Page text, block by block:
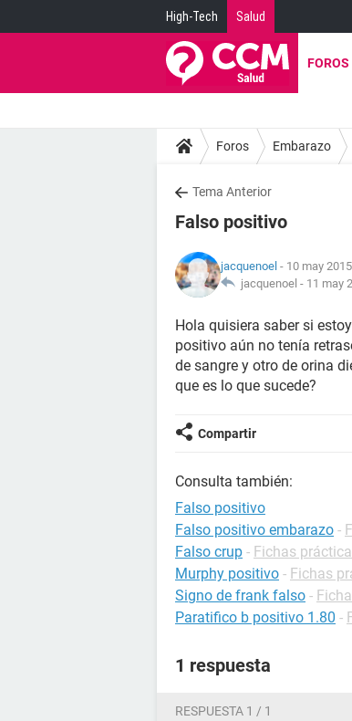
High-Tech Salud
FOROS
Foros Embarazo
Tema Anterior
Falso positivo
jacquenoel - 10 may
jacquenoel - 11 may
Hola quisiera saber si
positivo aún no tenía
de sangre y otro de orina
que es lo que sucede?
Compartir
Consulta también:
Falso positivo
Falso positivo embarazo -
Falso crup - Fichas
Murphy positivo - Fichas
Signo de frank falso -
Paratifico b positivo 1.80 -
1 respuesta
RESPUESTA 1 / 1